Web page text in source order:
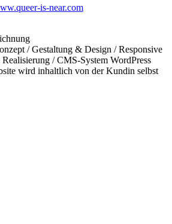
is-near.com
/ Gestaltung & Design / Responsive
/ CMS-System WordPress
wird inhaltlich von der Kundin selbst